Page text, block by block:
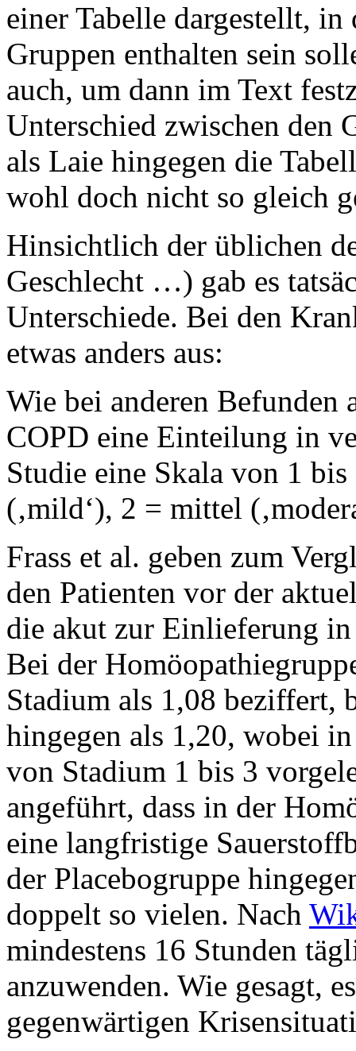
einer Tabelle dargestellt,
Gruppen enthalten sein
auch, um dann im Text
Unterschied zwischen den
als Laie hingegen die
wohl doch nicht so gleich
Hinsichtlich der üblichen
Geschlecht …) gab es
Unterschiede. Bei den
etwas anders aus:
Wie bei anderen Befunden
COPD eine Einteilung in
Studie eine Skala von 1
(‚mild‘), 2 = mittel
Frass et al. geben zum
den Patienten vor der
die akut zur Einlieferung
Bei der
Stadium als 1,08 beziffert,
hingegen als 1,20, wobei
von Stadium 1 bis 3
angeführt, dass in der
eine langfristige
der Placebogruppe
doppelt so vielen. Nach
mindestens 16 Stunden
anzuwenden. Wie gesagt,
gegenwärtigen